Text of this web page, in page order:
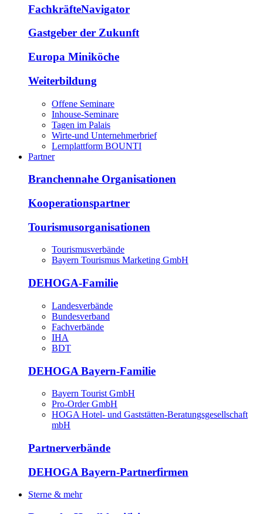
FachkräfteNavigator
Gastgeber der Zukunft
Europa Miniköche
Weiterbildung
Offene Seminare
Inhouse-Seminare
Tagen im Palais
Wirte-und Unternehmerbrief
Lernplattform BOUNTI
Partner
Branchennahe Organisationen
Kooperationspartner
Tourismusorganisationen
Tourismusverbände
Bayern Tourismus Marketing GmbH
DEHOGA-Familie
Landesverbände
Bundesverband
Fachverbände
IHA
BDT
DEHOGA Bayern-Familie
Bayern Tourist GmbH
Pro-Order GmbH
HOGA Hotel- und Gaststätten-Beratungsgesellschaft
mbH
Partnerverbände
DEHOGA Bayern-Partnerfirmen
Sterne & mehr